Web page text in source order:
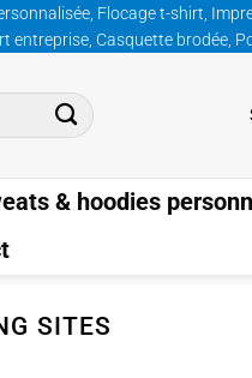
Flocage t-shirt,
entreprise, Casquette brodée,
& hoodies
SITES